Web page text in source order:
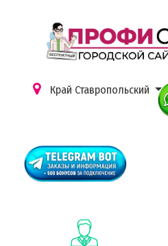
Край Ставропольский